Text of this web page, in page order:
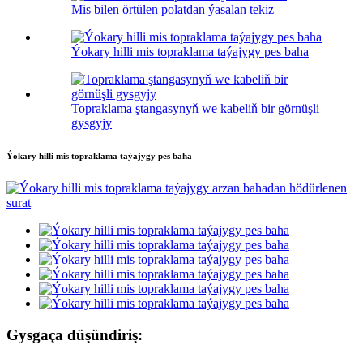
Mis bilen örtülen polatdan ýasalan tekiz
Ýokary hilli mis topraklama taýajygy pes baha
Topraklama ştangasynyň we kabeliň bir görnüşli
gysgyjy
Ýokary hilli mis topraklama taýajygy pes baha
Gysgaça düşündiriş: